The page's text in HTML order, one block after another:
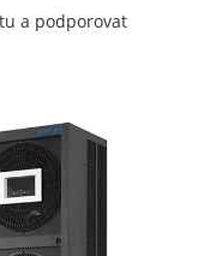
a podporovat